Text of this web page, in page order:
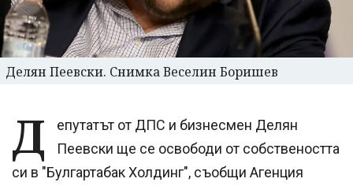
Делян Пеевски. Снимка Веселин Боришев
Д
епутатът от ДПС и бизнесмен Делян
Пеевски ще се освободи от собствеността
си в "Булгартабак Холдинг", съобщи Агенция